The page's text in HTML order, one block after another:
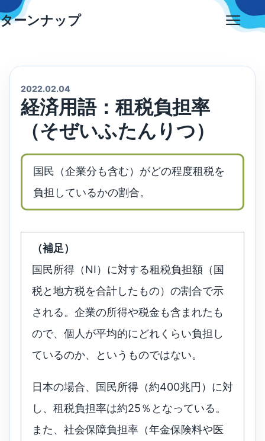
Skip
to
ターンナップ
2022.02.04
経済用語：租税負担率
（そぜいふたんりつ）
国民（企業分も含む）がどの程度租税を
負担しているかの割合。
（補足）
国民所得（NI）に対する租税負担額（国
税と地方税を合計したもの）の割合で示
される。企業の所得や税金も含まれたも
ので、個人が平均的にどれくらい負担し
ているのか、というものではない。
日本の場合、国民所得（約400兆円）に対
し、租税負担率は約25％となっている。
また、社会保障負担率（年金保険料や医